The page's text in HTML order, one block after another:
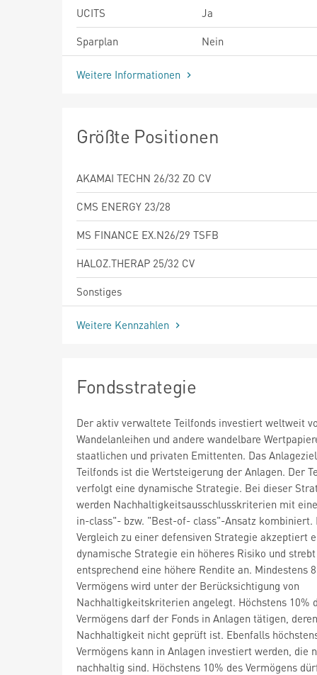
UCITS
Ja
Sparplan
Nein
Weitere Informationen
Größte Positionen
AKAMAI TECHN 26/32 ZO CV
CMS ENERGY 23/28
MS FINANCE EX.N26/29 TSFB
HALOZ.THERAP 25/32 CV
Sonstiges
Weitere Kennzahlen
Fondsstrategie
Der aktiv verwaltete Teilfonds investiert weltweit
Wandelanleihen und andere wandelbare
staatlichen und privaten Emittenten. Das
Teilfonds ist die Wertsteigerung der Anlagen. Der
verfolgt eine dynamische Strategie. Bei dieser
werden Nachhaltigkeitsausschlusskriterien mit
in-class"- bzw. "Best-of- class"-Ansatz kombiniert.
Vergleich zu einer defensiven Strategie akzeptiert
dynamische Strategie ein höheres Risiko und strebt
entsprechend eine höhere Rendite an. Mindestens
Vermögens wird unter der Berücksichtigung von
Nachhaltigkeitskriterien angelegt. Höchstens 10%
Vermögens darf der Fonds in Anlagen tätigen, deren
Nachhaltigkeit nicht geprüft ist. Ebenfalls
Vermögens kann in Anlagen investiert werden, die
nachhaltig sind. Höchstens 10% des Vermögens